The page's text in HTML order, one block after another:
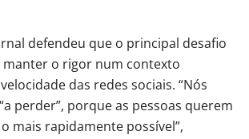
defendeu que o principal desafio
manter o rigor num contexto
das redes sociais. “Nós
perder”, porque as pessoas querem
mais rapidamente possível”,